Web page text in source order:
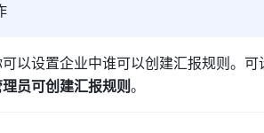
可以设置企业中谁可以创建汇报规则。
员可创建汇报规则。